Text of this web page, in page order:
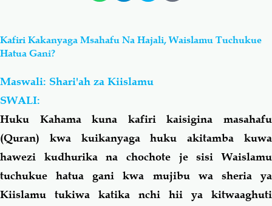
Aqiydah Manhaj
Shirki & Kufru Bid-'ah (Uzushi)
Salaf Wa Ummah Firaq-Makundi
Fiqh-Ibaadah Duaa-Adhkaar
Fataawa Za Ulamaa Kauli Za Salaf
Kafiri Kakanyaga Msahafu Na Hajali, Waislamu Tuchukue
Hatua Gani?
Maswali: Shari'ah za Kiislamu
SWALI:
Huku Kahama kuna kafiri kaisigina masahafu
(Quran) kwa kuikanyaga huku akitamba kuwa
hawezi kudhurika na chochote je sisi Waislamu
tuchukue hatua gani kwa mujibu wa sheria ya
Kiislamu tukiwa katika nchi hii ya kitwaaghuti